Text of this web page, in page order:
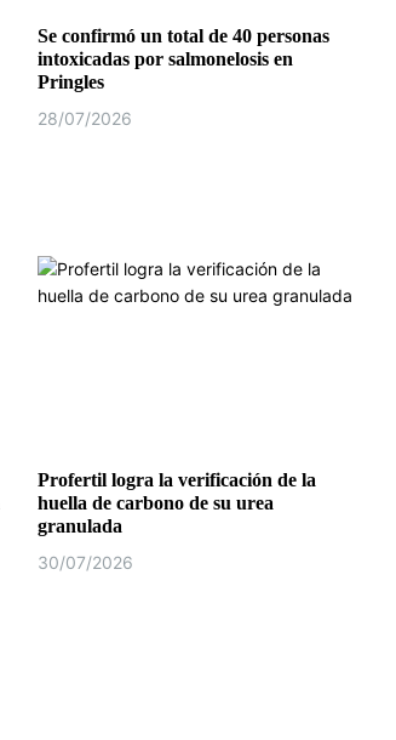
Se confirmó un total de 40 personas
intoxicadas por salmonelosis en
Pringles
28/07/2026
Profertil logra la verificación de la
huella de carbono de su urea
granulada
30/07/2026